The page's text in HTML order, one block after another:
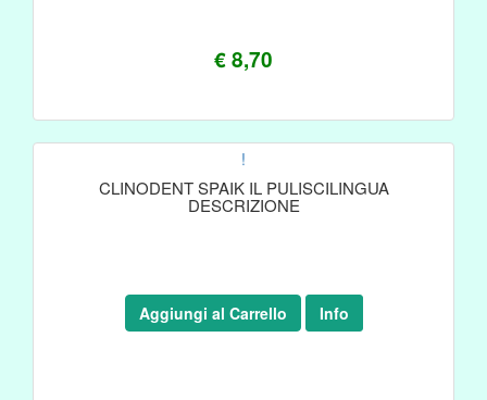
€ 8,70
!
CLINODENT SPAIK IL PULISCILINGUA
DESCRIZIONE
Aggiungi al Carrello Info